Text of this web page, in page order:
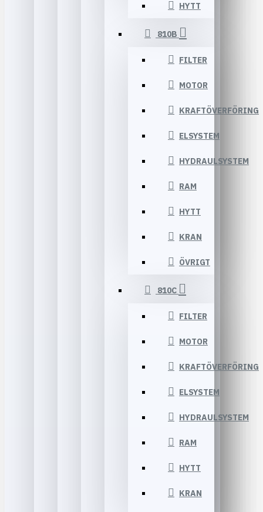
HYTT
810B
FILTER
MOTOR
KRAFTÖVERFÖRING
ELSYSTEM
HYDRAULSYSTEM
RAM
HYTT
KRAN
ÖVRIGT
810C
FILTER
MOTOR
KRAFTÖVERFÖRING
ELSYSTEM
HYDRAULSYSTEM
RAM
HYTT
KRAN